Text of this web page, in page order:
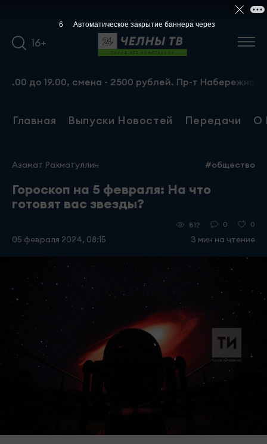
16+
смена - 2500 рублей. Пр-т
Главная Выпуски Новостей Передачи О
Азамат Рахматуллин #общество
Гороскоп на 5 февраля: На что
готовят вас звезды?
05 февраля 2024, 08:15
812 0 0
3 мин на чтение
5 Автоматическое закрытие баннера через